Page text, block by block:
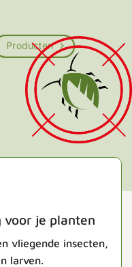
Producten
voor je planten
vliegende insecten,
larven.